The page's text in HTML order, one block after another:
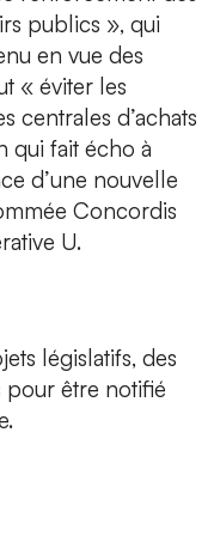
publics », qui
en vue des
« éviter les
centrales d’achats
qui fait écho à
d’une nouvelle
Concordis
U.
législatifs, des
pour être notifié